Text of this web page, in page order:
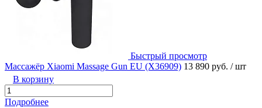
Быстрый просмотр
Массажёр Xiaomi Massage Gun EU (X36909) 13 890 руб. / шт
В корзину
Подробнее